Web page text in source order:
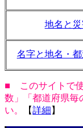
地名と
名字と地名・
■ このサイトで
数」「都道府県毎
い。
【詳細 】